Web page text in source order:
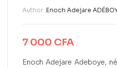
Author: Enoch Adejare
7 000 CFA
Enoch Adejare Adeboye,